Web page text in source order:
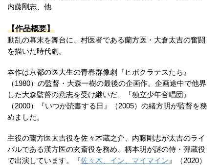
内藤剛志、他
【作品概要】
動乱の幕末を舞台に、村医者である蘭方医・大倉太吉の奮闘
を描いた時代劇。
本作は京都の医大生の青春群像劇『ヒポクラテスたち』
（1980）の監督・大森一樹の最後の企画作。企画途中で他界
した大森監督の意志を受け継いだ、『独立少年合唱団』
（2000）『いつか読書する日』（2005）の緒方明が監督を務
めました。
主役の蘭方医太吉役を佐々木蔵之介、内藤剛志が太吉のライ
バルである漢方医の玄斎役を務め、柄本明が謎の侍・弾蔵役
で出演しています。『佐々木、イン、マイマイン 』（2020）